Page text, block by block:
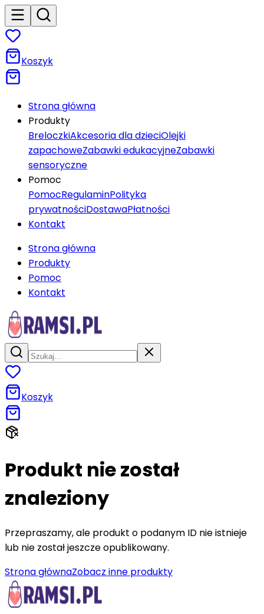
Koszyk
Strona główna
Produkty
BreloczkiAkcesoria dla dzieciOlejki
zapachoweZabawki edukacyjneZabawki
sensoryczne
Pomoc
PomocRegulaminPolityka
prywatnościDostawaPłatności
Kontakt
Strona główna
Produkty
Pomoc
Kontakt
Koszyk
Produkt nie został
znaleziony
Przepraszamy, ale produkt o podanym ID nie istnieje
lub nie został jeszcze opublikowany.
Strona głównaZobacz inne produkty